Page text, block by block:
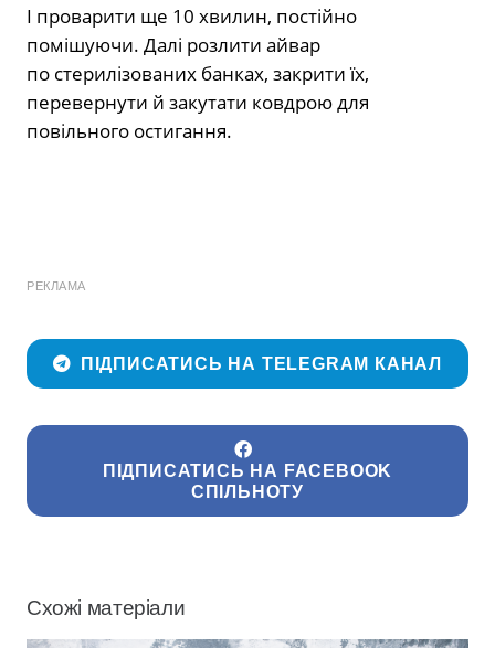
І проварити ще 10 хвилин, постійно
помішуючи. Далі розлити айвар
по стерилізованих банках, закрити їх,
перевернути й закутати ковдрою для
повільного остигання.
РЕКЛАМА
ПІДПИСАТИСЬ НА TELEGRAM КАНАЛ
ПІДПИСАТИСЬ НА FACEBOOK
СПІЛЬНОТУ
Схожі матеріали